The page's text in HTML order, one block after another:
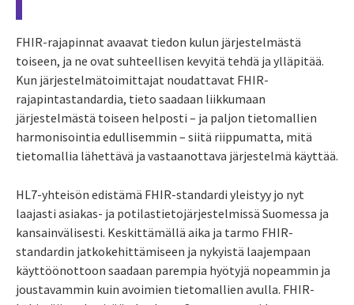
FHIR-rajapinnat avaavat tiedon kulun järjestelmästä
toiseen, ja ne ovat suhteellisen kevyitä tehdä ja ylläpitää.
Kun järjestelmätoimittajat noudattavat FHIR-
rajapintastandardia, tieto saadaan liikkumaan
järjestelmästä toiseen helposti – ja paljon tietomallien
harmonisointia edullisemmin – siitä riippumatta, mitä
tietomallia lähettävä ja vastaanottava järjestelmä käyttää.
HL7-yhteisön edistämä FHIR-standardi yleistyy jo nyt
laajasti asiakas- ja potilastietojärjestelmissä Suomessa ja
kansainvälisesti. Keskittämällä aika ja tarmo FHIR-
standardin jatkokehittämiseen ja nykyistä laajempaan
käyttöönottoon saadaan parempia hyötyjä nopeammin ja
joustavammin kuin avoimien tietomallien avulla. FHIR-